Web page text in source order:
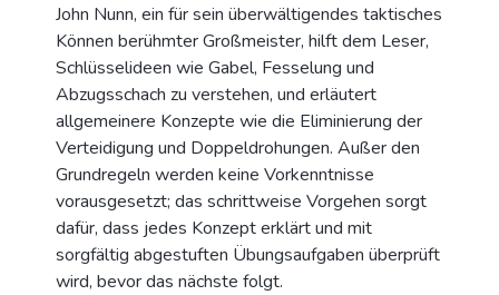
John Nunn, ein für sein überwältigendes taktisches
Können berühmter Großmeister, hilft dem Leser,
Schlüsselideen wie Gabel, Fesselung und
Abzugsschach zu verstehen, und erläutert
allgemeinere Konzepte wie die Eliminierung der
Verteidigung und Doppeldrohungen. Außer den
Grundregeln werden keine Vorkenntnisse
vorausgesetzt; das schrittweise Vorgehen sorgt
dafür, dass jedes Konzept erklärt und mit
sorgfältig abgestuften Übungsaufgaben überprüft
wird, bevor das nächste folgt.